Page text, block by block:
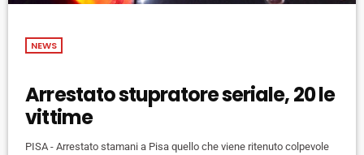
NEWS
Arrestato stupratore seriale, 20 le
vittime
PISA - Arrestato stamani a Pisa quello che viene ritenuto colpevole